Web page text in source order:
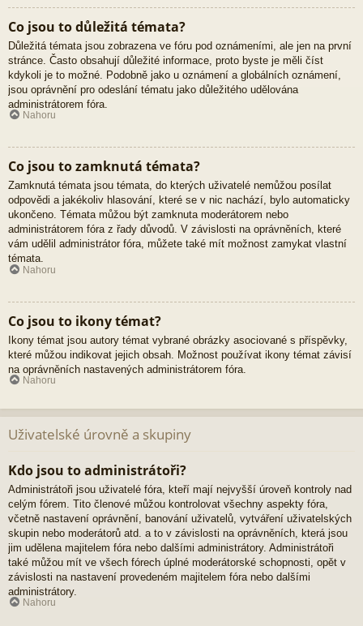
Co jsou to důležitá témata?
Důležitá témata jsou zobrazena ve fóru pod oznámeními, ale jen na první
stránce. Často obsahují důležité informace, proto byste je měli číst
kdykoli je to možné. Podobně jako u oznámení a globálních oznámení,
jsou oprávnění pro odeslání tématu jako důležitého udělována
administrátorem fóra.
Nahoru
Co jsou to zamknutá témata?
Zamknutá témata jsou témata, do kterých uživatelé nemůžou posílat
odpovědi a jakékoliv hlasování, které se v nic nachází, bylo automaticky
ukončeno. Témata můžou být zamknuta moderátorem nebo
administrátorem fóra z řady důvodů. V závislosti na oprávněních, které
vám udělil administrátor fóra, můžete také mít možnost zamykat vlastní
témata.
Nahoru
Co jsou to ikony témat?
Ikony témat jsou autory témat vybrané obrázky asociované s příspěvky,
které můžou indikovat jejich obsah. Možnost používat ikony témat závisí
na oprávněních nastavených administrátorem fóra.
Nahoru
Uživatelské úrovně a skupiny
Kdo jsou to administrátoři?
Administrátoři jsou uživatelé fóra, kteří mají nejvyšší úroveň kontroly nad
celým fórem. Tito členové můžou kontrolovat všechny aspekty fóra,
včetně nastavení oprávnění, banování uživatelů, vytváření uživatelských
skupin nebo moderátorů atd. a to v závislosti na oprávněních, která jsou
jim udělena majitelem fóra nebo dalšími administrátory. Administrátoři
také můžou mít ve všech fórech úplné moderátorské schopnosti, opět v
závislosti na nastavení provedeném majitelem fóra nebo dalšími
administrátory.
Nahoru